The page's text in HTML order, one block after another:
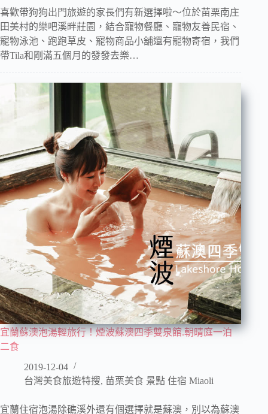
喜歡帶狗狗出門旅遊的家長們有新選擇啦～位於苗栗南庄
田美村的樂吧溪畔莊園，結合寵物餐廳、寵物友善民宿、
寵物泳池、跑跑草皮、寵物商品小舖還有寵物寄宿，我們
帶Tila和剛滿五個月的發發去樂…
宜蘭蘇澳泡湯輕旅行！煙波蘇澳四季雙泉館.朝晴庭一泊
二食
2019-12-04
台灣美食旅遊特搜, 苗栗美食 景點 住宿 Miaoli
宜蘭住宿泡湯除礁溪外還有個選擇就是蘇澳，別以為蘇澳